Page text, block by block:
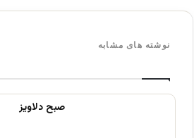
نوشته های مشابه